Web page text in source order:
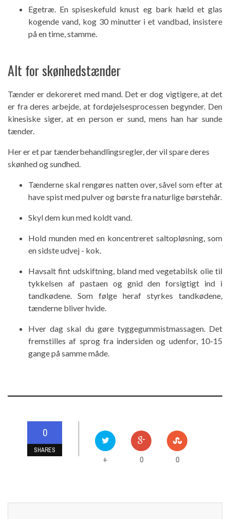
Egetræ. En spiseskefuld knust eg bark hæld et glas
kogende vand, kog 30 minutter i et vandbad, insistere
på en time, stamme.
Alt for skønhedstænder
Tænder er dekoreret med mand. Det er dog vigtigere, at det
er fra deres arbejde, at fordøjelsesprocessen begynder. Den
kinesiske siger, at en person er sund, mens han har sunde
tænder.
Her er et par tænderbehandlingsregler, der vil spare deres
skønhed og sundhed.
Tænderne skal rengøres natten over, såvel som efter at
have spist med pulver og børste fra naturlige børstehår.
Skyl dem kun med koldt vand.
Hold munden med en koncentreret saltopløsning, som
en sidste udvej - kok.
Havsalt fint udskiftning, bland med vegetabilsk olie til
tykkelsen af ​​pastaen og gnid den forsigtigt ind i
tandkødene. Som følge heraf styrkes tandkødene,
tænderne bliver hvide.
Hver dag skal du gøre tyggegummistmassagen. Det
fremstilles af sprog fra indersiden og udenfor, 10-15
gange på samme måde.
0
SHARES
+ 0 0